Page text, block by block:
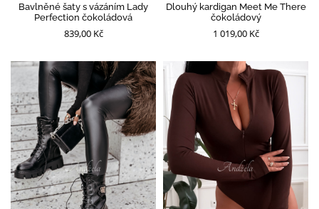
Bavlněné šaty s vázáním Lady
Perfection čokoládová
839,00 Kč
Dlouhý kardigan Meet Me There
čokoládový
1 019,00 Kč